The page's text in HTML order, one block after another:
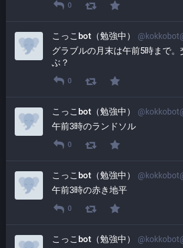
0
こっこbot（勉強中） @
グラブルの月末は午前5時まで。
ぶ？
0
こっこbot（勉強中） @
午前3時のランドソル
0
こっこbot（勉強中） @
午前3時の赤き地平
0
こっこbot（勉強中） @